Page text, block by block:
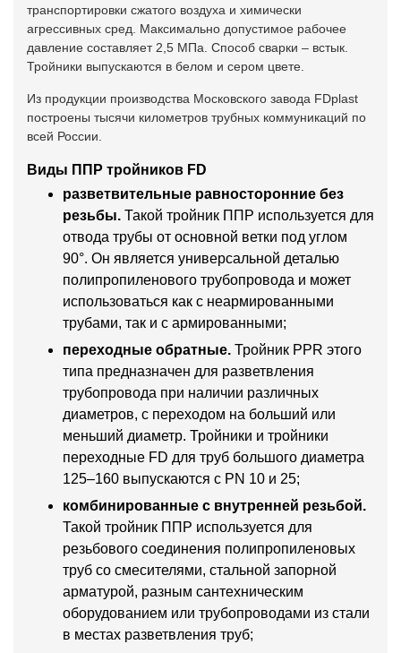
транспортировки сжатого воздуха и химически
агрессивных сред. Максимально допустимое рабочее
давление составляет 2,5 МПа. Способ сварки – встык.
Тройники выпускаются в белом и сером цвете.
Из продукции производства Московского завода FDplast
построены тысячи километров трубных коммуникаций по
всей России.
Виды ППР тройников FD
разветвительные равносторонние без
резьбы. Такой тройник ППР используется для
отвода трубы от основной ветки под углом
90°. Он является универсальной деталью
полипропиленового трубопровода и может
использоваться как с неармированными
трубами, так и с армированными;
переходные обратные. Тройник PPR этого
типа предназначен для разветвления
трубопровода при наличии различных
диаметров, с переходом на больший или
меньший диаметр. Тройники и тройники
переходные FD для труб большого диаметра
125–160 выпускаются с PN 10 и 25;
комбинированные с внутренней резьбой.
Такой тройник ППР используется для
резьбового соединения полипропиленовых
труб со смесителями, стальной запорной
арматурой, разным сантехническим
оборудованием или трубопроводами из стали
в местах разветвления труб;